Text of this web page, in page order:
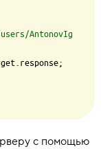
AntonovIg
response;
с помощью